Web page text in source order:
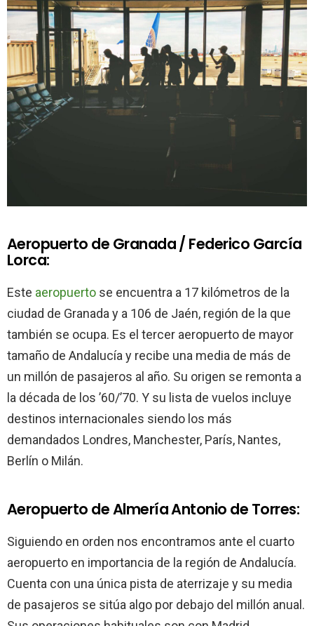
Aeropuerto de Granada / Federico García
Lorca:
Este aeropuerto se encuentra a 17 kilómetros de la
ciudad de Granada y a 106 de Jaén, región de la que
también se ocupa. Es el tercer aeropuerto de mayor
tamaño de Andalucía y recibe una media de más de
un millón de pasajeros al año. Su origen se remonta a
la década de los ’60/’70. Y su lista de vuelos incluye
destinos internacionales siendo los más
demandados Londres, Manchester, París, Nantes,
Berlín o Milán.
Aeropuerto de Almería Antonio de Torres:
Siguiendo en orden nos encontramos ante el cuarto
aeropuerto en importancia de la región de Andalucía.
Cuenta con una única pista de aterrizaje y su media
de pasajeros se sitúa algo por debajo del millón anual.